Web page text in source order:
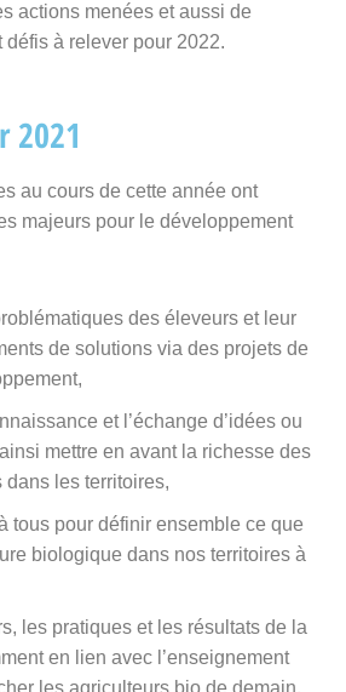
actions menées et aussi de
à relever pour 2022.
2021
au cours de cette année ont
majeurs pour le développement
des éleveurs et leur
de solutions via des projets de
et l’échange d’idées ou
mettre en avant la richesse des
les territoires,
tous pour définir ensemble ce que
biologique dans nos territoires à
les pratiques et les résultats de la
en lien avec l’enseignement